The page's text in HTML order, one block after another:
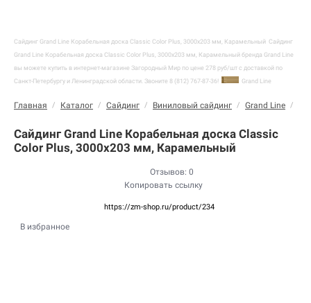
Сайдинг Grand Line Корабельная доска Classic Color Plus, 3000х203 мм, Карамельный Сайдинг
Grand Line Корабельная доска Classic Color Plus, 3000х203 мм, Карамельный бренда Grand Line
вы можете купить в интернет-магазине Загородный Мир по цене 278 руб/шт с доставкой по
Санкт-Петербургу и Ленинградской области. Звоните 8 (812) 767-87-36!
Grand Line
Главная / Каталог / Сайдинг / Виниловый сайдинг / Grand Line /
Сайдинг Grand Line Корабельная доска Classic
Color Plus, 3000х203 мм, Карамельный
Отзывов: 0
Копировать ссылку
https://zm-shop.ru/product/234
В избранное